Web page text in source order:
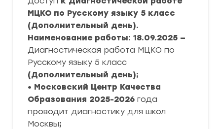
МЦКО по Русскому языку 5 класс
(Дополнительный день).
Наименование работы: 18.09.2025 —
Диагностическая работа МЦКО по
Русскому языку 5 класс
(Дополнительный день);
• Московский Центр Качества
Образования 2025-2026 года
проводит диагностику для школ
Москвы;